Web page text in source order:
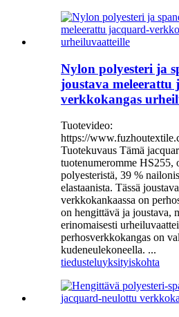
Nylon polyesteri ja
joustava meleerattu
verkkokangas
Tuotevideo:
https://
Tuotekuvaus Tämä
tuotenumeromme HS255,
polyesteristä, 39 %
elastaanista. Tässä
verkkokankaassa on
on hengittävä ja joustava,
erinomaisesti
perhosverkkokangas on
kudeneulekoneella. ...
tiedusteluyksityiskohta